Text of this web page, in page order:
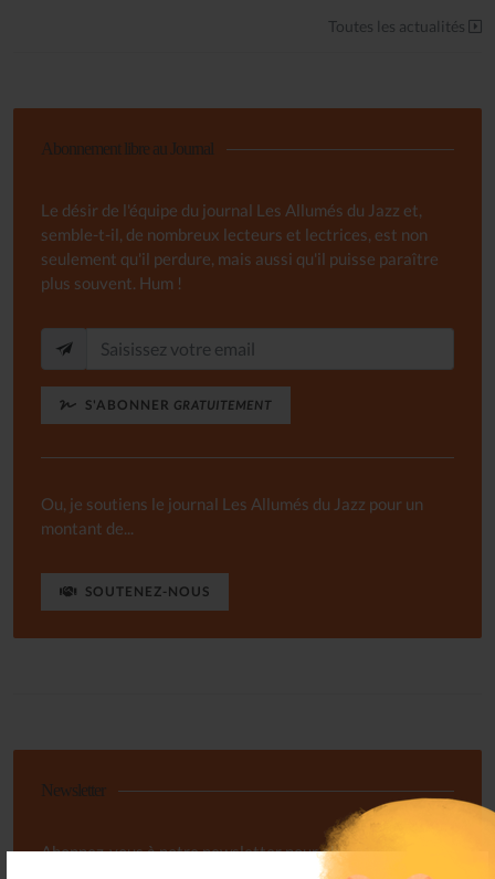
Toutes les actualités
Abonnement libre au Journal
Le désir de l'équipe du journal Les Allumés du Jazz et,
semble-t-il, de nombreux lecteurs et lectrices, est non
seulement qu'il perdure, mais aussi qu'il puisse paraître
plus souvent. Hum !
S'ABONNER GRATUITEMENT
Ou, je soutiens le journal Les Allumés du Jazz pour un
montant de...
SOUTENEZ-NOUS
Newsletter
Abonnez-vous à notre newsletter pour obtenir des